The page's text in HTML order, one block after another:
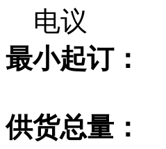
电议
最小起订：
供货总量：